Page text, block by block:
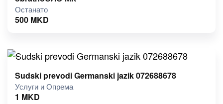
Останато
500 MKD
Sudski prevodi Germanski jazik 072688678
Услуги и Опрема
1 MKD